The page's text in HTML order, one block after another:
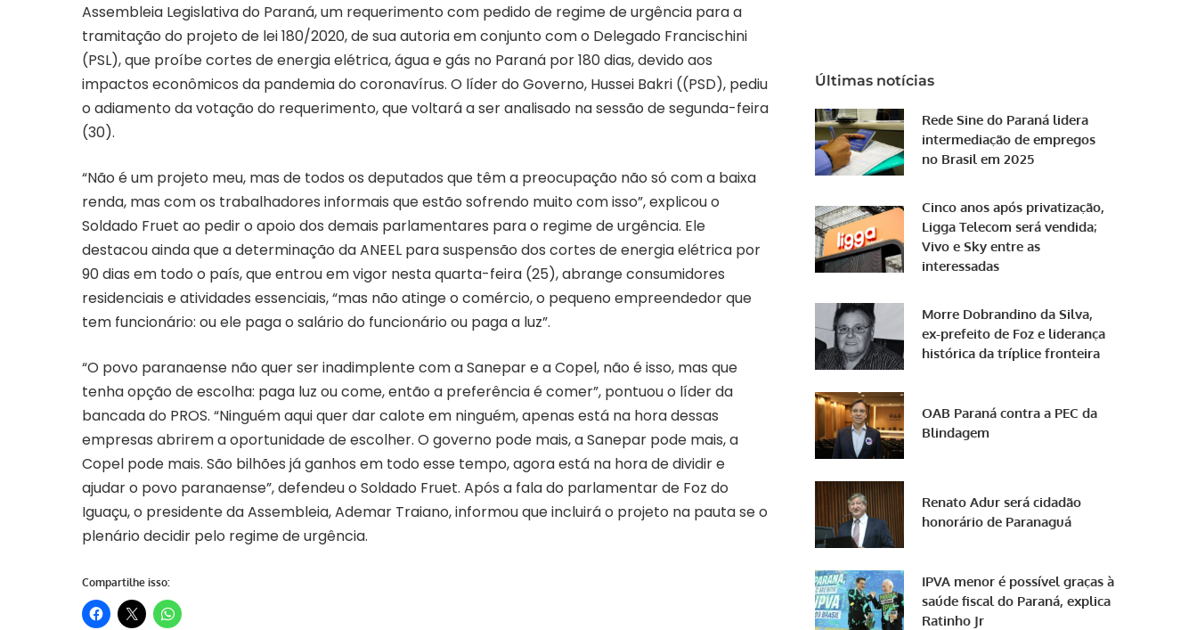
Assembleia Legislativa do Paraná, um requerimento com pedido de regime de urgência para a
tramitação do projeto de lei 180/2020, de sua autoria em conjunto com o Delegado Francischini
(PSL), que proíbe cortes de energia elétrica, água e gás no Paraná por 180 dias, devido aos
impactos econômicos da pandemia do coronavírus. O líder do Governo, Hussei Bakri ((PSD), pediu
o adiamento da votação do requerimento, que voltará a ser analisado na sessão de segunda-feira
(30).
“Não é um projeto meu, mas de todos os deputados que têm a preocupação não só com a baixa
renda, mas com os trabalhadores informais que estão sofrendo muito com isso”, explicou o
Soldado Fruet ao pedir o apoio dos demais parlamentares para o regime de urgência. Ele
destacou ainda que a determinação da ANEEL para suspensão dos cortes de energia elétrica por
90 dias em todo o país, que entrou em vigor nesta quarta-feira (25), abrange consumidores
residenciais e atividades essenciais, “mas não atinge o comércio, o pequeno empreendedor que
tem funcionário: ou ele paga o salário do funcionário ou paga a luz”.
“O povo paranaense não quer ser inadimplente com a Sanepar e a Copel, não é isso, mas que
tenha opção de escolha: paga luz ou come, então a preferência é comer”, pontuou o líder da
bancada do PROS. “Ninguém aqui quer dar calote em ninguém, apenas está na hora dessas
empresas abrirem a oportunidade de escolher. O governo pode mais, a Sanepar pode mais, a
Copel pode mais. São bilhões já ganhos em todo esse tempo, agora está na hora de dividir e
ajudar o povo paranaense”, defendeu o Soldado Fruet. Após a fala do parlamentar de Foz do
Iguaçu, o presidente da Assembleia, Ademar Traiano, informou que incluirá o projeto na pauta se o
plenário decidir pelo regime de urgência.
Compartilhe isso:
Últimas notícias
Rede Sine do Paraná lidera
intermediação de empregos
no Brasil em 2025
Cinco anos após privatização,
Ligga Telecom será vendida;
Vivo e Sky entre as
interessadas
Morre Dobrandino da Silva,
ex-prefeito de Foz e liderança
histórica da tríplice fronteira
OAB Paraná contra a PEC da
Blindagem
Renato Adur será cidadão
honorário de Paranaguá
IPVA menor é possível graças à
saúde fiscal do Paraná, explica
Ratinho Jr